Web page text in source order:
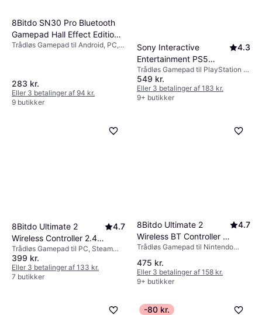
8Bitdo SN30 Pro Bluetooth
Gamepad Hall Effect Edition
Bluetooth Controller
Trådløs Gamepad til Android, PC,
283 kr.
Eller 3 betalinger af 94 kr.
9 butikker
Sony Interactive
Entertainment PS5
DualSense Wireless
Controller - Volcanic
Red
4.3
Trådløs Gamepad til PlayStation 5,
Mac, iOS
549 kr.
Eller 3 betalinger af 183 kr.
9+ butikker
8Bitdo Ultimate 2
Wireless Controller 2.4G
- Black
4.7
Trådløs Gamepad til PC, Steam
Deck
399 kr.
Eller 3 betalinger af 133 kr.
7 butikker
8Bitdo Ultimate 2
Wireless BT Controller -
Black
4.7
Trådløs Gamepad til Nintendo
475 kr.
Eller 3 betalinger af 158 kr.
9+ butikker
-80 kr.